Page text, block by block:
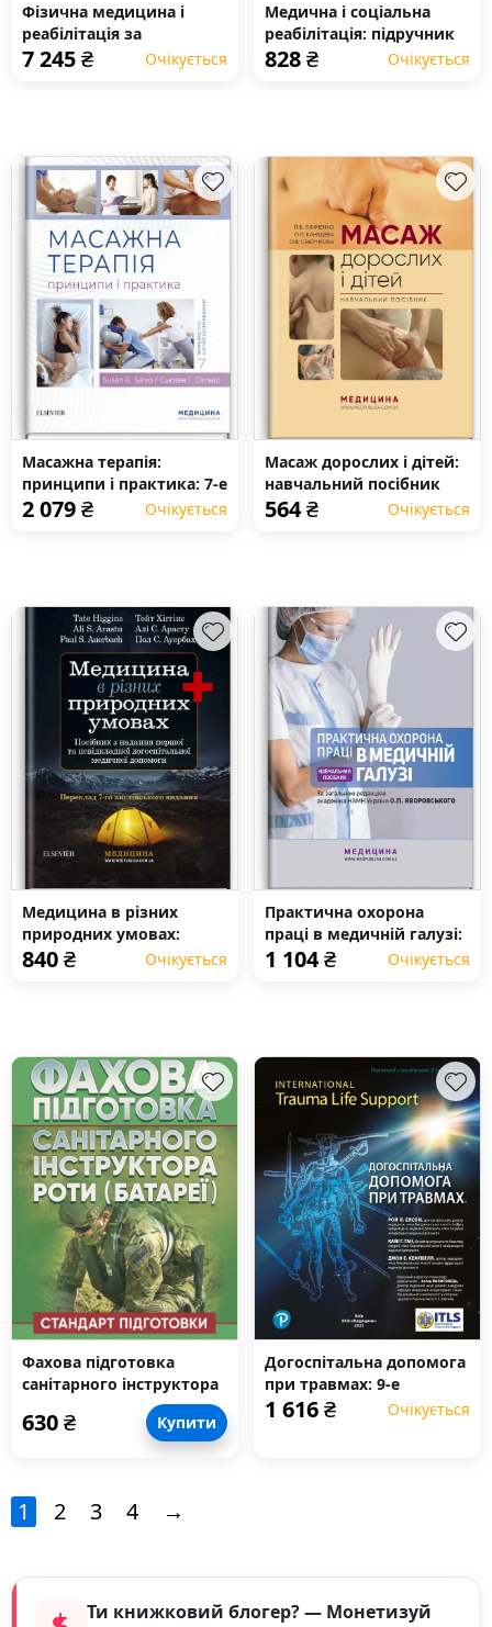
Фізична медицина і
реабілітація за
Бреддомом: 6-е видання:
7 245₴ Очікується
Медична і соціальна
реабілітація: підручник
828₴ Очікується
Масажна терапія:
принципи і практика: 7-е
видання
2 079₴ Очікується
Масаж дорослих і дітей:
навчальний посібник
564₴ Очікується
Медицина в різних
природних умовах:
посібник з надання
840₴ Очікується
Практична охорона
праці в медичній галузі:
навчальний посібник
1 104₴ Очікується
Фахова підготовка
санітарного інструктора
роти (батареї). Стандарт
підготовки
630₴ Купити
Догоспітальна допомога
при травмах: 9-е
видання
1 616₴ Очікується
1 2 3 4 →
Ти книжковий блогер? — Монетизуй